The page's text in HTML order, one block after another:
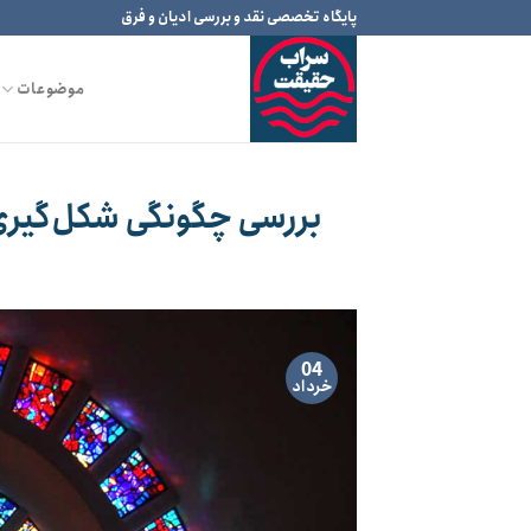
to
پایگاه تخصصی نقد و بررسی ادیان و فرق
موضوعات
بررسی چگونگی
04
خرداد